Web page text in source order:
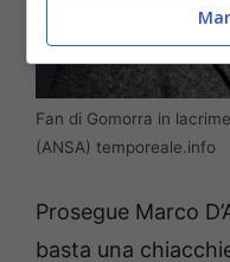
Fan di Gomorra in
(ANSA) temporeale.info
Prosegue Marco
basta una